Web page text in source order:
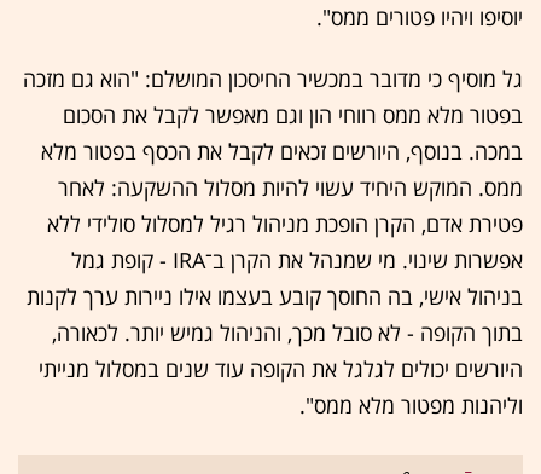
יוסיפו ויהיו פטורים ממס".
גל מוסיף כי מדובר במכשיר החיסכון המושלם: "הוא גם מזכה
בפטור מלא ממס רווחי הון וגם מאפשר לקבל את הסכום
במכה. בנוסף, היורשים זכאים לקבל את הכסף בפטור מלא
ממס. המוקש היחיד עשוי להיות מסלול ההשקעה: לאחר
פטירת אדם, הקרן הופכת מניהול רגיל למסלול סולידי ללא
אפשרות שינוי. מי שמנהל את הקרן ב־IRA - קופת גמל
בניהול אישי, בה החוסך קובע בעצמו אילו ניירות ערך לקנות
בתוך הקופה - לא סובל מכך, והניהול גמיש יותר. לכאורה,
היורשים יכולים לגלגל את הקופה עוד שנים במסלול מנייתי
וליהנות מפטור מלא ממס".